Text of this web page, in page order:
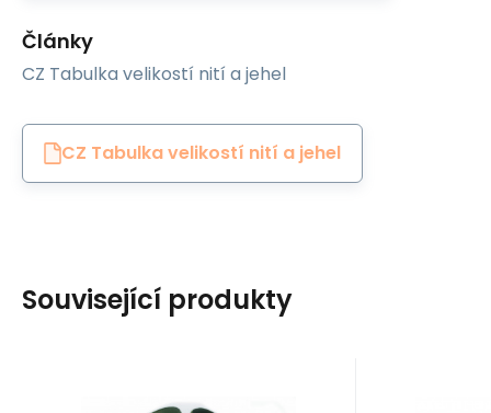
Články
CZ Tabulka velikostí nití a jehel
CZ Tabulka velikostí nití a jehel
Související produkty